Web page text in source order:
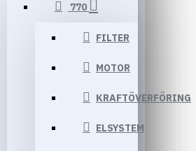
770
FILTER
MOTOR
KRAFTÖVERFÖRING
ELSYSTEM